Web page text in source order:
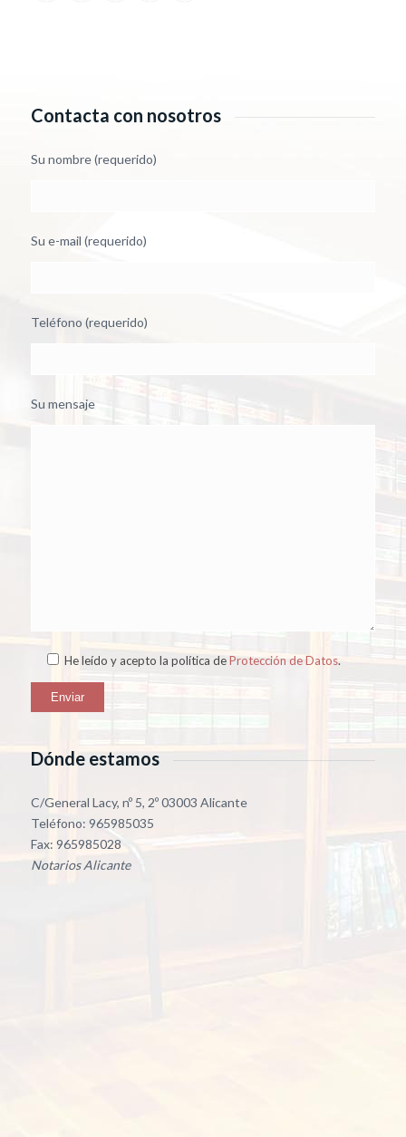
Contacta con nosotros
Su nombre (requerido)
Su e-mail (requerido)
Teléfono (requerido)
Su mensaje
He leído y acepto la política deProtección de Datos.
Dónde estamos
C/General Lacy, nº 5, 2º 03003 Alicante
Teléfono: 965985035
Fax: 965985028
Notarios Alicante